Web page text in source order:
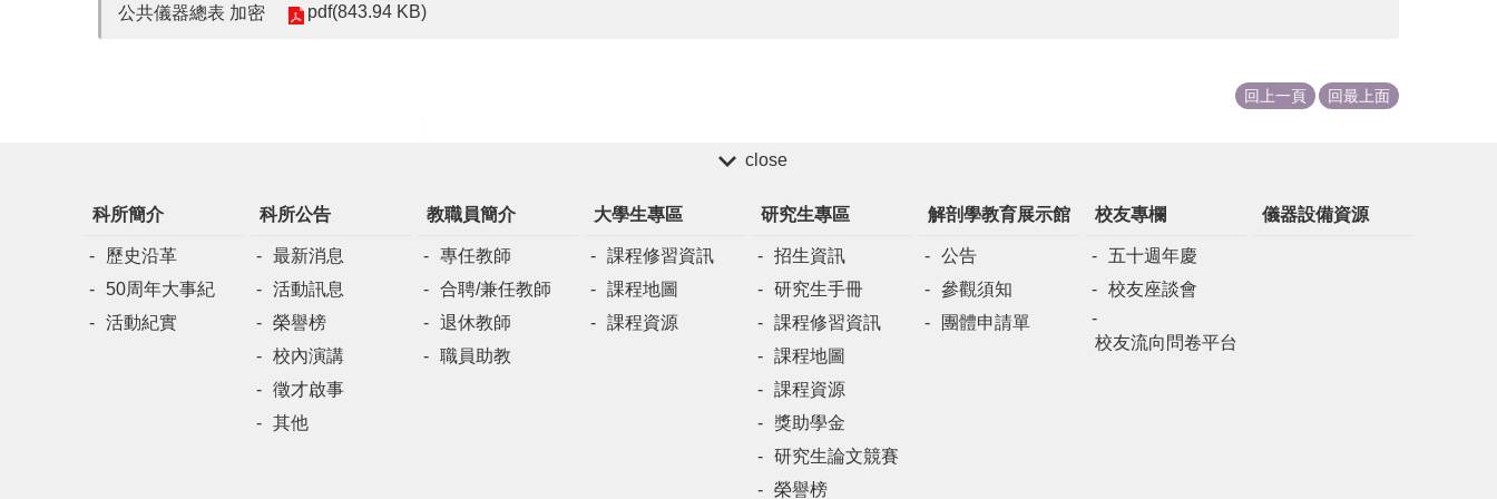
公共儀器總表 加密 pdf(843.94 KB)
回上一頁 回最上面
close
科所簡介
歷史沿革
50周年大事紀
活動紀實
科所公告
最新消息
活動訊息
榮譽榜
校內演講
徵才啟事
其他
教職員簡介
專任教師
合聘/兼任教師
退休教師
職員助教
大學生專區
課程修習資訊
課程地圖
課程資源
研究生專區
招生資訊
研究生手冊
課程修習資訊
課程地圖
課程資源
獎助學金
研究生論文競賽
榮譽榜
解剖學教育展示館
公告
參觀須知
團體申請單
校友專欄
五十週年慶
校友座談會
校友流向問卷平台
儀器設備資源